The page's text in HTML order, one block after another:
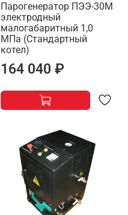
Парогенератор ПЭЭ-30М
электродный
малогабаритный 1,0
МПа (Стандартный
котел)
164 040 ₽